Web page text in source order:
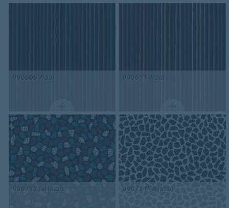
990606 Wool 990611 Wool
990712Terrazzo 990711 Terrazzo